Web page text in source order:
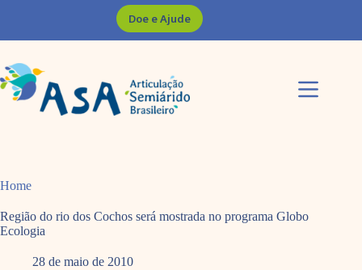
Doe e Ajude
Home
Região do rio dos Cochos será mostrada no programa Globo
Ecologia
28 de maio de 2010